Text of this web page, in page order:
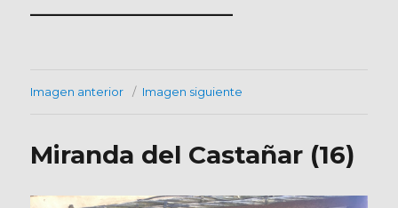
___________________
Imagen anterior Imagen siguiente
Miranda del Castañar (16)